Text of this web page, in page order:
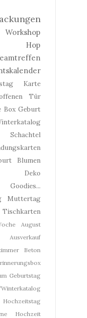
Workshop
Hop
Karte
Tür
Box Geburt
Schachtel
Blumen
Deko
Goodies...
Muttertag
Tischkarten
August
Ausverkauf
Beton
Geburtstag
Hochzeitstag
Hochzeit